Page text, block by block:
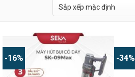
-16% -34%